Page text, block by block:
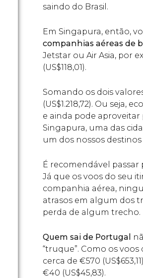
saindo do Brasil.
Em Singapura, então,
companhias aéreas de
Jetstar ou Air Asia, por
(US$118,01).
Somando os dois
(US$1.218,72). Ou seja,
e ainda pode aproveitar
Singapura, uma das
um dos nossos
É recomendável
Já que os voos do seu
companhia aérea,
atrasos em algum dos
perda de algum trecho.
Quem sai de Portugal
“truque”. Como os
cerca de €570 (US$
€40 (US$45,83).